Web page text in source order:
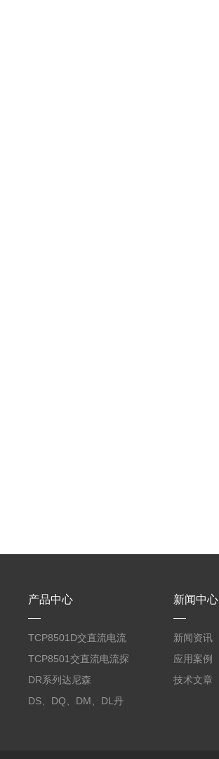
产品中心
TCP8501D交直流电流
探头500A
TCP8501交直流电流探
头500A
DR系列达尼森
Danisense高精度电流
DS、DQ、DM、DL丹
新闻中心
新闻资讯
应用案例
技术文章